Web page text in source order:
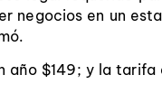
negocios en un
año $149; y la tarifa